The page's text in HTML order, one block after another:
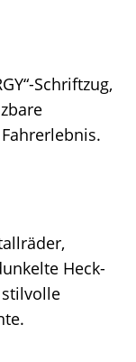
Schriftzug,
Heck-